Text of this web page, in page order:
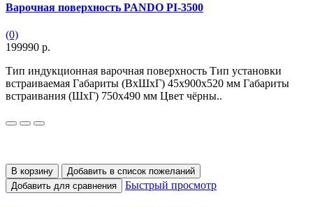
Варочная поверхность PANDO PI-3500
(0)
199990 р.
Тип индукционная варочная поверхность Тип установки
встраиваемая Габариты (ВхШхГ) 45х900х520 мм Габариты
встраивания (ШхГ) 750х490 мм Цвет чёрны..
В корзину
Добавить в список пожеланий
Добавить для сравнения
Быстрый просмотр